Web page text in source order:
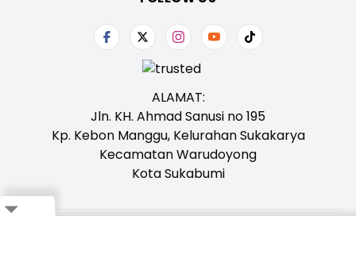
ALAMAT:
Jln. KH. Ahmad Sanusi no 195
Kp. Kebon Manggu, Kelurahan Sukakarya
Kecamatan Warudoyong
Kota Sukabumi